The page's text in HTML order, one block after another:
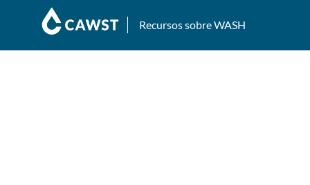
Recursos sobre WASH